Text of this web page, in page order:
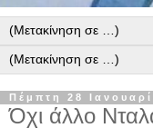
Πέμπτη 28
Όχι άλλο